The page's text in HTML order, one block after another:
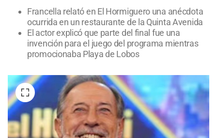
Francella relató en El Hormiguero una anécdota
ocurrida en un restaurante de la Quinta Avenida
El actor explicó que parte del final fue una
invención para el juego del programa mientras
promocionaba Playa de Lobos